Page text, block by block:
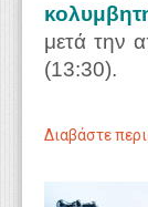
μετά την
(13:30).
Διαβάστε